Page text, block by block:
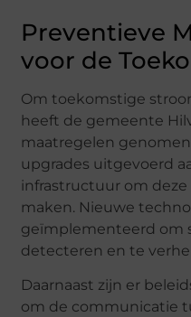
Preventieve
voor de
Om toekomstige
heeft de gemeente
maatregelen
upgrades uitgevoerd
infrastructuur om
maken. Nieuwe
geïmplementeerd om
detecteren en te
Daarnaast zijn er
om de communicatie